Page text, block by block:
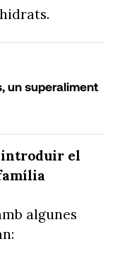
un superaliment
introduir el
algunes